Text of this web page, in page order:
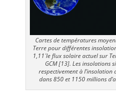
Cartes de températures
Terre pour différentes
1,11´ le flux solaire actuel sur
GCM [13]. Les insolations
respectivement à l’insolation
dans 850 et 1150 millions